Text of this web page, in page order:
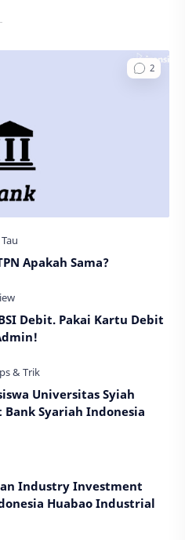
Apakah Sama?
Debit. Pakai Kartu Debit
Universitas Syiah
Syariah Indonesia
Industry Investment
Huabao Industrial